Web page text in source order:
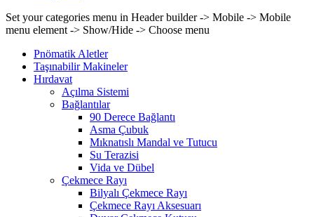
Set your categories menu in Header builder -> Mobile -> Mobile
menu element -> Show/Hide -> Choose menu
Pnömatik Aletler
Taşınabilir Makineler
Hırdavat
Açılma Sistemi
Bağlantılar
90 Derece Bağlantı
Asma Çubuk
Mıknatıslı Mandal ve Tutucu
Su Terazisi
Vida ve Dübel
Çekmece Rayı
Bilyalı Çekmece Rayı
Çekmece Rayı Aksesuarı